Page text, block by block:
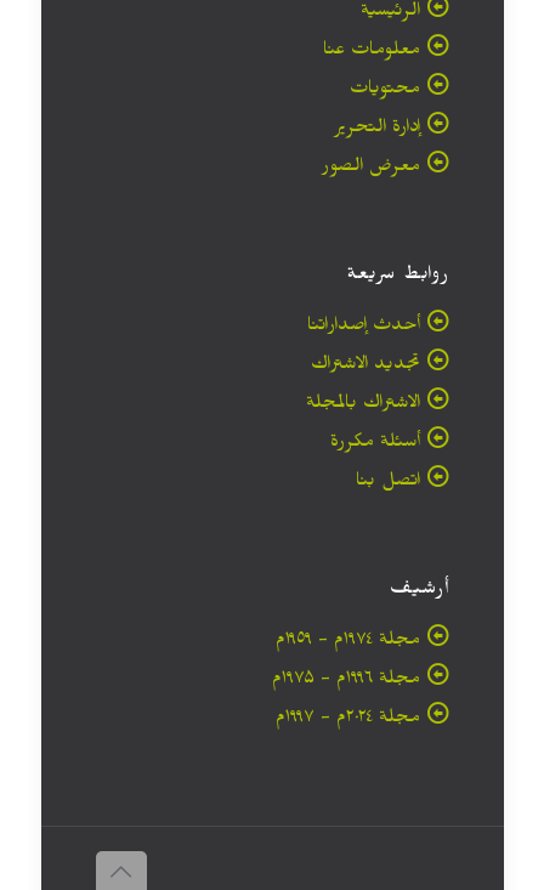
الرئيسية
معلومات عنا
محتويات
إدارة التحرير
معرض الصور
روابط سريعة
أحدث إصداراتنا
تجديد الاشتراك
الاشتراك بالمجلة
أسئلة مكررة
اتصل بنا
أرشيف
مجلة ۱۹۷٤م - ١٩٥٩م
مجلة ۱۹۹٦م - ۱۹۷۵م
مجلة ۲۰۲٤م - ۱۹۹۷م